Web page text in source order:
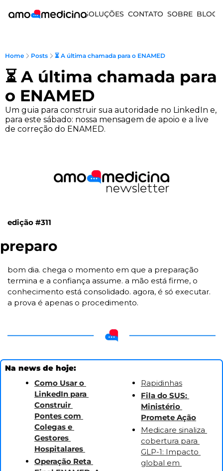
SOLUÇÕES CONTATO SOBRE BLOG
Home Posts ⏳ A última chamada para o ENAMED
⏳ A última chamada para
o ENAMED
Um guia para construir sua autoridade no LinkedIn e,
para este sábado: nossa mensagem de apoio e a live
de correção do ENAMED.
edição #311
preparo
bom dia. chega o momento em que a preparação
termina e a confiança assume. a mão está firme, o
conhecimento está consolidado. agora, é só executar.
a prova é apenas o procedimento.
Na news de hoje:
Como Usar o
LinkedIn para
Construir
Pontes com
Colegas e
Gestores
Hospitalares
Operação Reta
Rapidinhas
Fila do SUS:
Ministério
Promete Ação
Medicare sinaliza
cobertura para
GLP-1: Impacto
global em